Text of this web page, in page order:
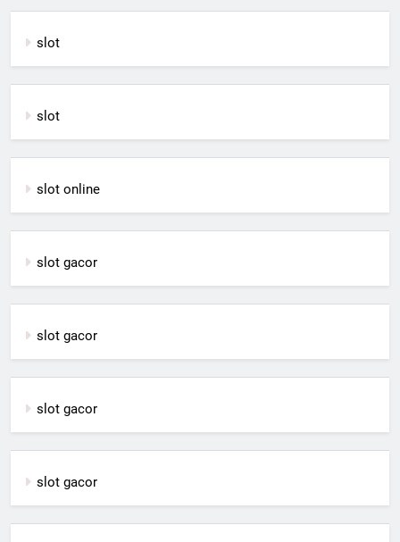
slot
slot
slot online
slot gacor
slot gacor
slot gacor
slot gacor